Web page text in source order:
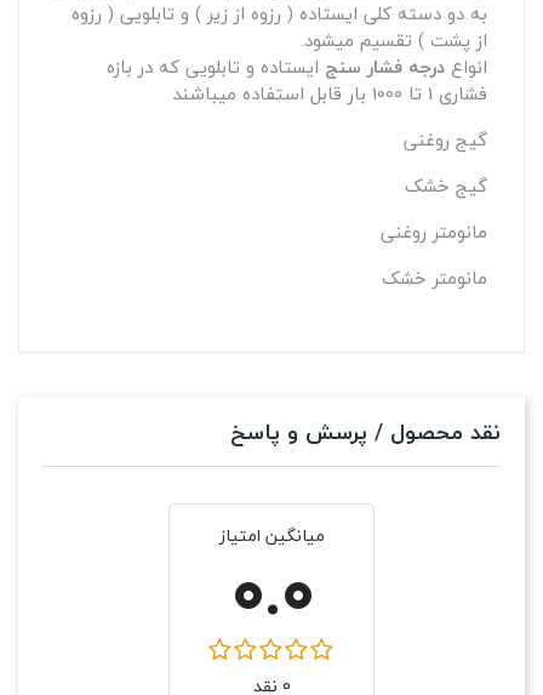
به دو دسته کلی ایستاده ( رزوه از زیر ) و تابلویی ( رزوه
از پشت ) تقسیم میشود.
انواع درجه فشار سنج ایستاده و تابلویی که در بازه
فشاری 1 تا 1000 بار قابل استفاده میباشند
گیج روغنی
گیج خشک
مانومتر روغنی
مانومتر خشک
نقد محصول / پرسش و پاسخ
میانگین امتیاز
0.0
0 نقد